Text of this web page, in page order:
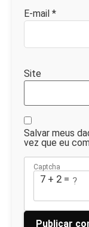
E-mail *
Site
Salvar meus
vez que eu
Captcha
7 + 2 = ?